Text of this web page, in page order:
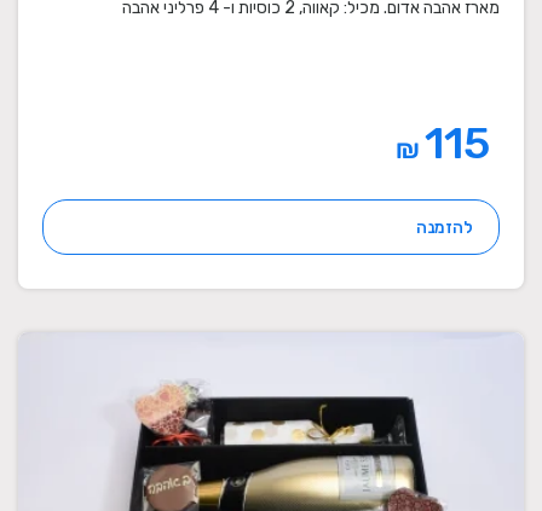
מארז אהבה אדום. מכיל: קאווה, 2 כוסיות ו- 4 פרליני אהבה
₪
להזמנה